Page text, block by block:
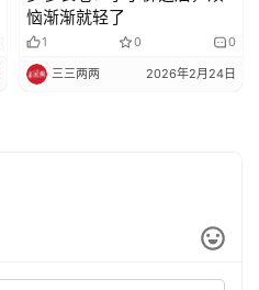
恼渐渐就轻了
1 0 0
三三两两 2026年2月24日